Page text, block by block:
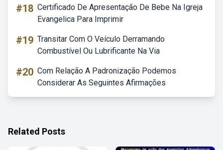
#18 Certificado De Apresentação De Bebe Na Igreja
Evangelica Para Imprimir
#19 Transitar Com O Veículo Derramando
Combustível Ou Lubrificante Na Via
#20 Com Relação A Padronização Podemos
Considerar As Seguintes Afirmações
Related Posts